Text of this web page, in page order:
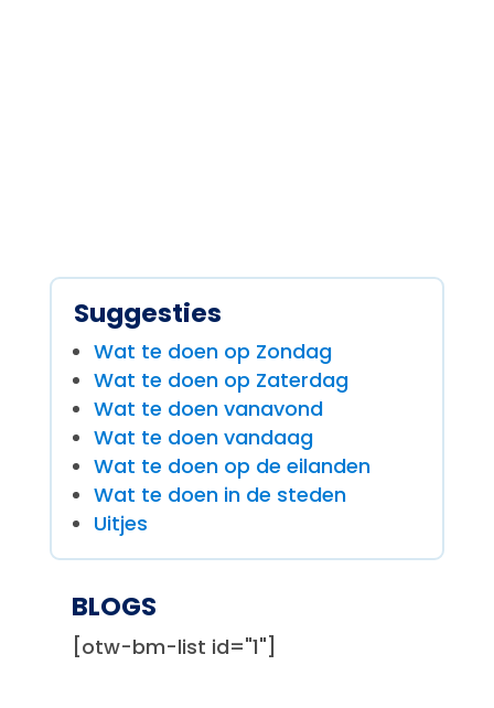
Suggesties
Wat te doen op Zondag
Wat te doen op Zaterdag
Wat te doen vanavond
Wat te doen vandaag
Wat te doen op de eilanden
Wat te doen in de steden
Uitjes
BLOGS
[otw-bm-list id="1"]